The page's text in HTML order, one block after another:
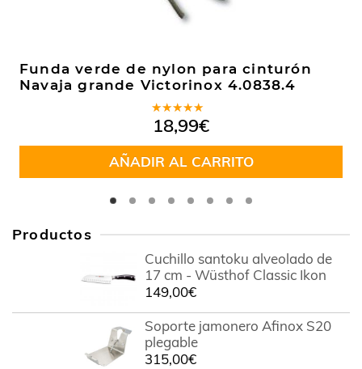
Funda verde de nylon para cinturón
Navaja grande Victorinox 4.0838.4
Valorado
en5.00de
5
18,99€
AÑADIR AL CARRITO
Productos
Cuchillo santoku alveolado de
17 cm - Wüsthof Classic Ikon
149,00€
Soporte jamonero Afinox S20
plegable
315,00€